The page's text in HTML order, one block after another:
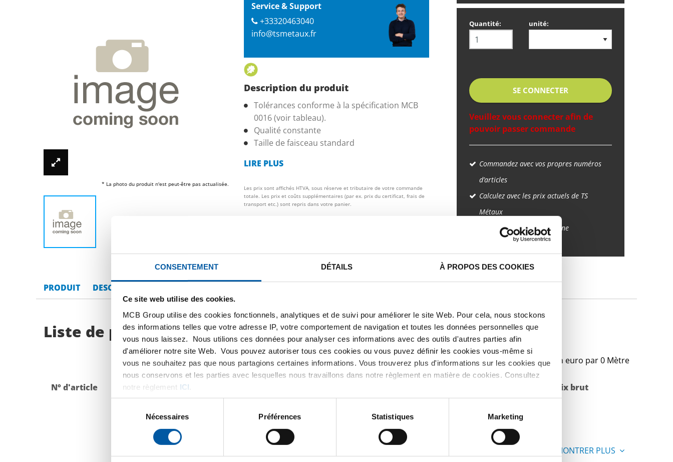
CONSENTEMENT DÉTAILS À PROPOS DES COOKIES
Ce site web utilise des cookies.
MCB Group utilise des cookies fonctionnels, analytiques et de suivi pour améliorer le site Web. Pour cela, nous stockons
des informations telles que votre adresse IP, votre comportement de navigation et toutes les données personnelles que
vous nous laissez. Nous utilions ces données pour analyser ces informations avec des outils d'autres parties afin
d'améliorer notre site Web. Vous pouvez autoriser tous ces cookies ou vous puvez définir les cookies vous-même si
vous ne souhaitez pas que nous partagions certaines informations. Vous trouverez plus d'informations sur les cookies que
nous conservons et les parties avec lesquelles nous travaillons dans notre règlement en matière de cookies. Consultez
notre règlement ICI
consentement
Nécessaires Préférences Statistiques Marketing
* La photo du produit n'est peut-être pas actualisée.
Service & Support
+33320463040
info@tsmetaux.fr
Description du produit
Tolérances conforme à la spécification MCB
0016 (voir tableau).
Qualité constante
Taille de faisceau standard
LIRE PLUS
Les prix sont affichés HTVA, sous réserve et tributaire de votre commande
totale. Les prix et coûts supplémentaires (par ex. prix du certificat, frais de
transport etc.) sont repris dans votre panier.
Quantité: unité:
SE CONNECTER
Veuillez vous connecter afin de
pouvoir passer commande
Commandez avec vos propres numéros
d’articles
Calculez avec les prix actuels de TS
Métaux
Suivez vos livraisons en ligne
PRODUIT DESCRIPTION DU PRODUIT
Liste de prix bruts: Tube rouleau transporteur blanc élezinqué
Prix en euro par 0 Mètre
N° d'article Description Prix brut
MONTRER PLUS